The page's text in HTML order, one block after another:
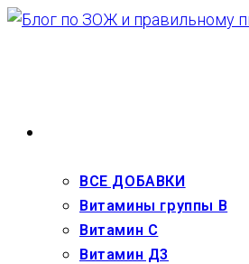
Перейти
ВСЕ ДОБАВКИ
Витамины группы В
Витамин С
Витамин Д3